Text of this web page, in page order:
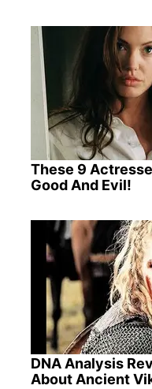
These 9
Good And Evil!
DNA Analysis
About Ancient